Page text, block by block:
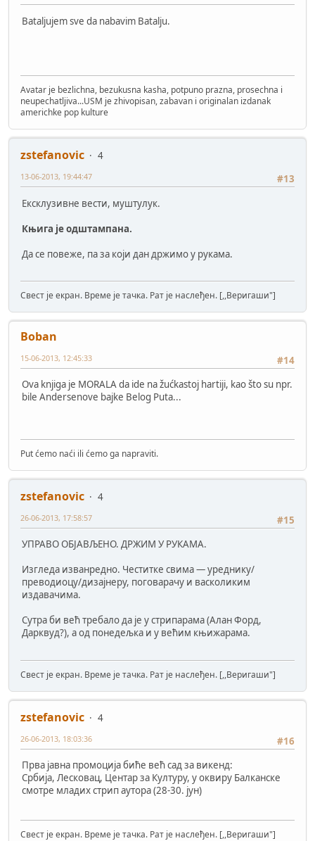
Bataljujem sve da nabavim Batalju.
Avatar je bezlichna, bezukusna kasha, potpuno prazna, prosechna i
neupechatljiva...USM je zhivopisan, zabavan i originalan izdanak
americhke pop kulture
zstefanovic
4
#13
13-06-2013, 19:44:47
Ексклузивне вести, муштулук.
Књига је одштампана.
Да се повеже, па за који дан држимо у рукама.
Свест је екран. Време је тачка. Рат је наслеђен. [,,Веригаши"]
Boban
#14
15-06-2013, 12:45:33
Ova knjiga je MORALA da ide na žućkastoj hartiji, kao što su npr.
bile Andersenove bajke Belog Puta...
Put ćemo naći ili ćemo ga napraviti.
zstefanovic
4
#15
26-06-2013, 17:58:57
УПРАВО ОБЈАВЉЕНО. ДРЖИМ У РУКАМА.
Изгледа изванредно. Честитке свима — уреднику/
преводиоцу/дизајнеру, поговарачу и васколиким
издавачима.
Сутра би већ требало да је у стрипарама (Алан Форд,
Дарквуд?), а од понедељка и у већим књижарама.
Свест је екран. Време је тачка. Рат је наслеђен. [,,Веригаши"]
zstefanovic
4
#16
26-06-2013, 18:03:36
Прва јавна промоција биће већ сад за викенд:
Србија, Лесковац, Центар за Културу, у оквиру Балканске
смотре младих стрип аутора (28-30. јун)
Свест је екран. Време је тачка. Рат је наслеђен. [,,Веригаши"]